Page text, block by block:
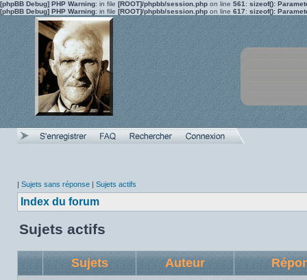
[phpBB Debug] PHP Warning: in file [ROOT]/phpbb/session.php on line 561 : sizeof():
[phpBB Debug] PHP Warning: in file [ROOT]/phpbb/session.php on line 617: sizeof():
| Sujets sans réponse | Sujets actifs
Index du forum
Sujets actifs
Sujets Auteur